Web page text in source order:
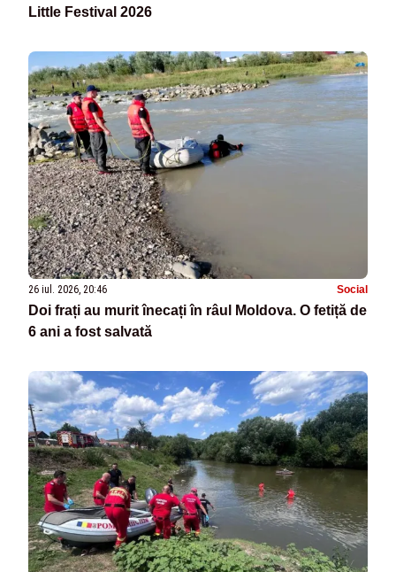
Little Festival 2026
26 iul. 2026, 20:46 Social
Doi frați au murit înecați în râul Moldova. O fetiță de
6 ani a fost salvată